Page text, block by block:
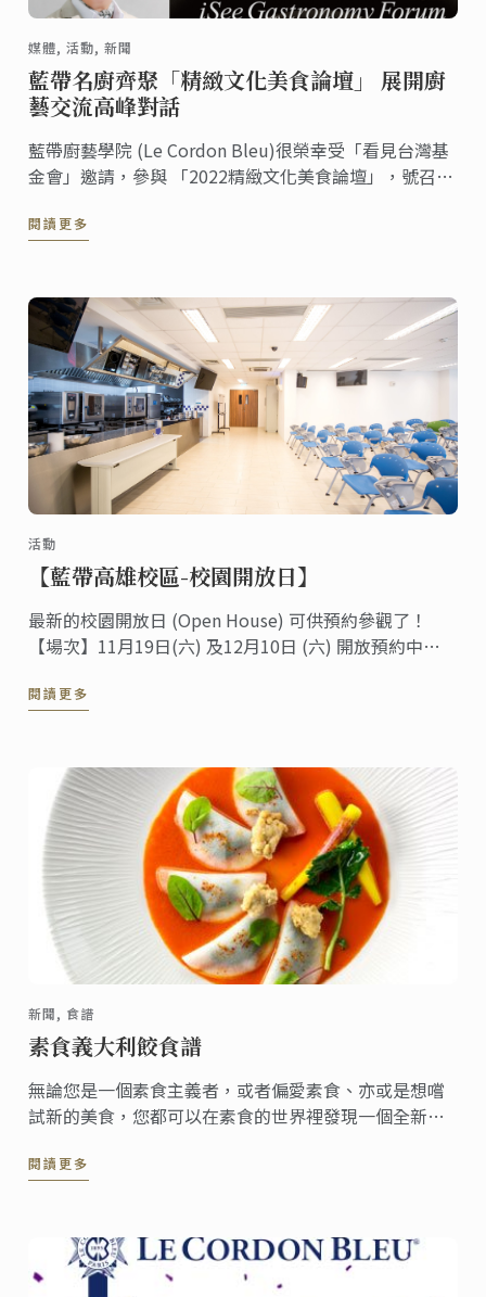
媒體, 活動, 新聞
藍帶名廚齊聚「精緻文化美食論壇」 展開廚
藝交流高峰對話
藍帶廚藝學院 (Le Cordon Bleu)很榮幸受「看見台灣基
金會」邀請，參與 「2022精緻文化美食論壇」，號召全
廚藝交流的高峰對話。其中特別邀請到東京藍帶校區行
閱讀更多
活動
【藍帶高雄校區-校園開放日】
最新的校園開放日 (Open House) 可供預約參觀了！
【場次】11月19日(六) 及12月10日 (六) 開放預約中！
分了解藍帶課程的機會， 透過課程專員的講解及校園導
閱讀更多
新聞, 食譜
素食義大利餃食譜
無論您是一個素食主義者，或者偏愛素食、亦或是想嚐
試新的美食，您都可以在素食的世界裡發現一個全新的
閱讀更多